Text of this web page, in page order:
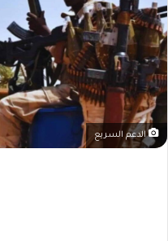
الدعم السريع